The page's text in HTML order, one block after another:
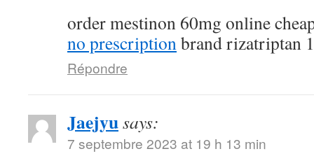
order mestinon 60mg online
no prescriptionbrand rizatriptan
Répondre
Jaejyusays:
7 septembre 2023 at 19 h 13 min